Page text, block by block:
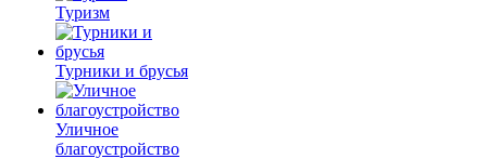
Туризм
Турники и брусья
Уличное
благоустройство